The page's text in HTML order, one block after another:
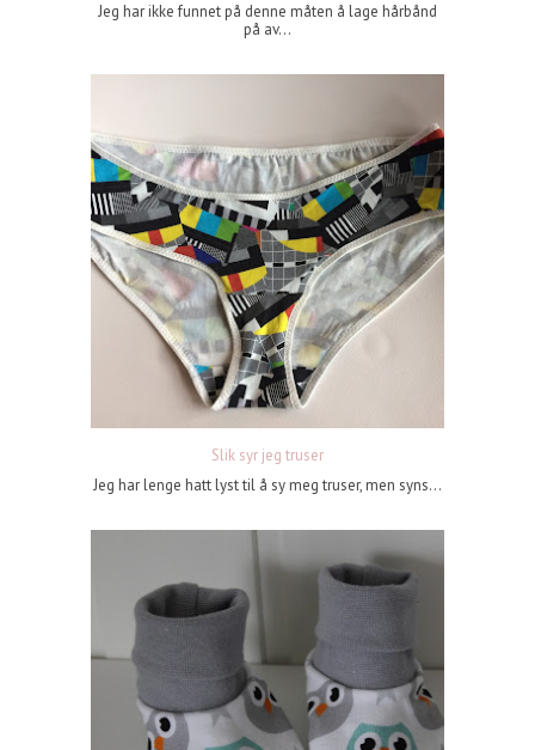
Jeg har ikke funnet på denne måten å lage hårbånd
på av...
Slik syr jeg truser
Jeg har lenge hatt lyst til å sy meg truser, men syns...